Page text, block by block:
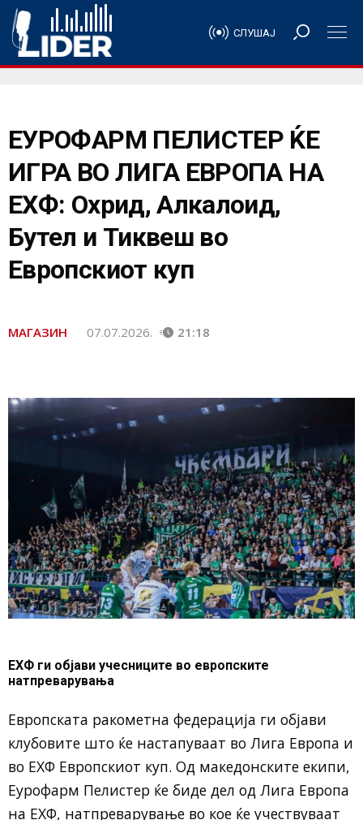
СЛУШАЈ
ЕУРОФАРМ ПЕЛИСТЕР ЌЕ
ИГРА ВО ЛИГА ЕВРОПА НА
ЕХФ: Охрид, Алкалоид,
Бутел и Тиквеш во
Европскиот куп
МАГАЗИН 07.07.2026. 21:18
ЕХФ ги објави учесниците во европските
натпреварувања
Европската ракометна федерација ги објави
клубовите што ќе настапуваат во Лига Европа и
во ЕХФ Европскиот куп. Од македонските екипи,
Еурофарм Пелистер ќе биде дел од Лига Европа
на ЕХФ, натпреварување во кое ќе учествуваат